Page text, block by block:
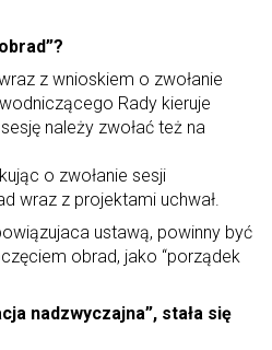
z wnioskiem o zwołanie
Rady kieruje
należy zwołać też na
o zwołanie sesji
wraz z projektami uchwał.
ustawą, powinny być
obrad, jako “porządek
nadzwyczajna”, stała się